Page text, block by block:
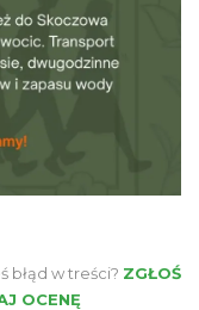
2026-08-23
błąd w treści? ZGŁOŚ
OCENĘ